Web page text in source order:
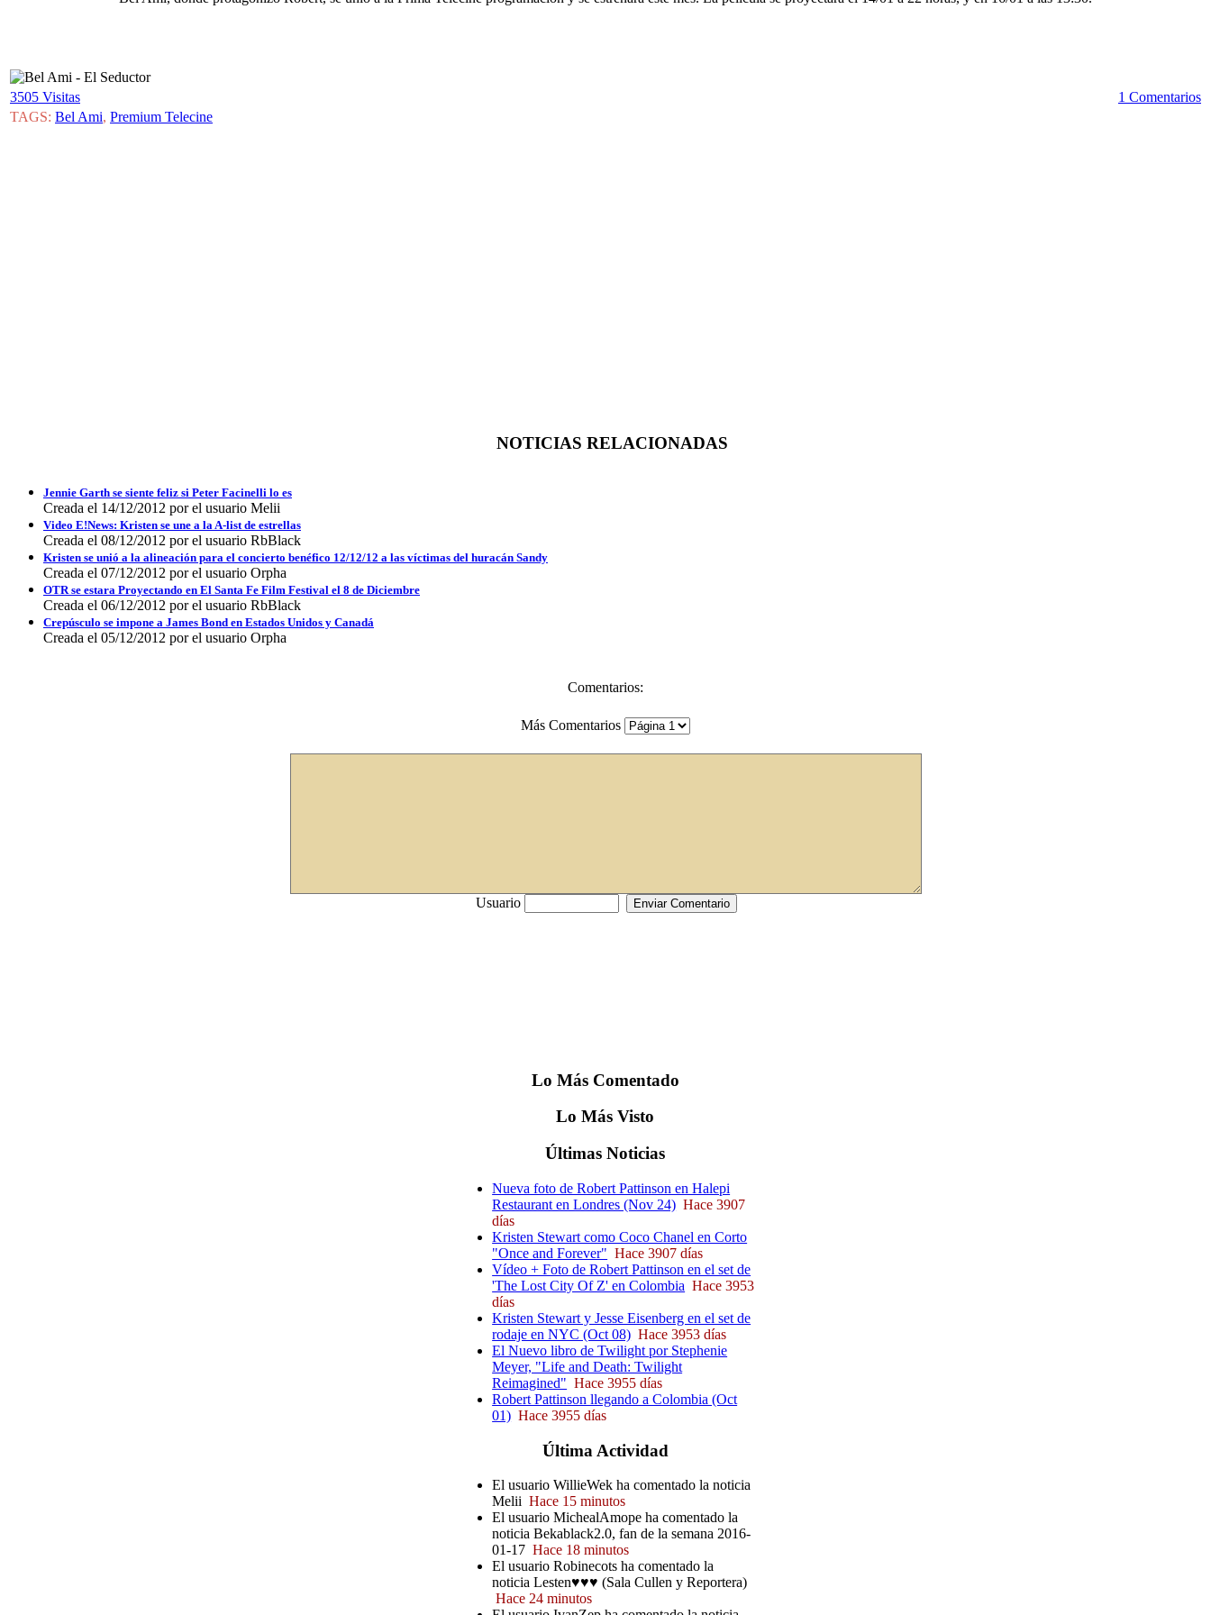
3505 Visitas
1 Comentarios
TAGS: Bel Ami, Premium Telecine
NOTICIAS RELACIONADAS
Jennie Garth se siente feliz si Peter Facinelli lo es
Creada el 14/12/2012 por el usuario Melii
Video E!News: Kristen se une a la A-list de estrellas
Creada el 08/12/2012 por el usuario RbBlack
Kristen se unió a la alineación para el concierto benéfico 12/12/12 a las víctimas del huracán Sandy
Creada el 07/12/2012 por el usuario Orpha
OTR se estara Proyectando en El Santa Fe Film Festival el 8 de Diciembre
Creada el 06/12/2012 por el usuario RbBlack
Crepúsculo se impone a James Bond en Estados Unidos y Canadá
Creada el 05/12/2012 por el usuario Orpha
Comentarios:
Más Comentarios
Usuario
Lo MásComentado
LoMás Visto
Últimas Noticias
Nueva foto de Robert Pattinson en Halepi
Restaurant en Londres (Nov 24) Hace 3907
días
Kristen Stewart como Coco Chanel en Corto
"Once and Forever" Hace 3907 días
Vídeo + Foto de Robert Pattinson en el set de
'The Lost City Of Z' en Colombia Hace 3953
días
Kristen Stewart y Jesse Eisenberg en el set de
rodaje en NYC (Oct 08) Hace 3953 días
El Nuevo libro de Twilight por Stephenie
Meyer, "Life and Death: Twilight
Reimagined" Hace 3955 días
Robert Pattinson llegando a Colombia (Oct
01) Hace 3955 días
Última Actividad
El usuario WillieWek ha comentado la noticia
Melii Hace 15 minutos
El usuario MichealAmope ha comentado la
noticia Bekablack2.0, fan de la semana 2016-
01-17 Hace 18 minutos
El usuario Robinecots ha comentado la
noticia Lesten♥♥♥ (Sala Cullen y Reportera)
Hace 24 minutos